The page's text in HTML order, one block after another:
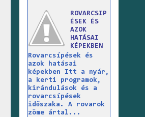
ROVARCSIP
ÉSEK ÉS
AZOK
HATÁSAI
KÉPEKBEN
Rovarcsípések és
azok hatásai
képekben Itt a nyár,
a kerti programok,
kirándulások és a
rovarcsípések
időszaka. A rovarok
zöme ártal...